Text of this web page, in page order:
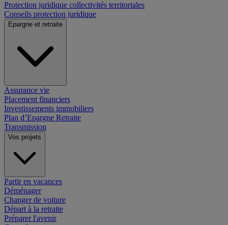
Protection juridique collectivités territoriales
Conseils protection juridique
Epargne et retraite
Assurance vie
Placement financiers
Investissements immobiliers
Plan d’Epargne Retraite
Transmission
Vos projets
Partir en vacances
Déménager
Changer de voiture
Départ à la retraite
Préparer l'avenir